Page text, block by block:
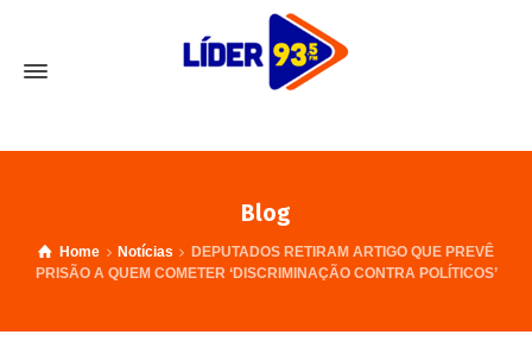
Blog
Home Notícias
DEPUTADOS RETIRAM ARTIGO QUE PREVÊ
PRISÃO A QUEM COMETER ‘DISCRIMINAÇÃO CONTRA POLÍTICOS’